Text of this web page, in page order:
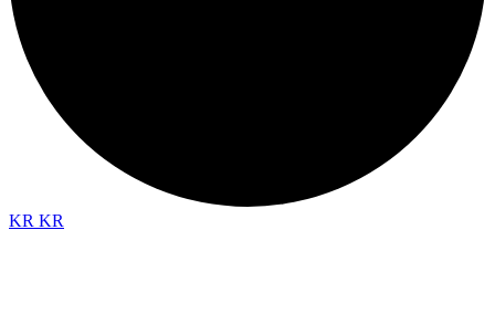
KR KR